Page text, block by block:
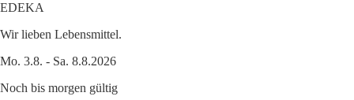
EDEKA
Wir lieben Lebensmittel.
Mo. 3.8. - Sa. 8.8.2026
Noch bis morgen gültig